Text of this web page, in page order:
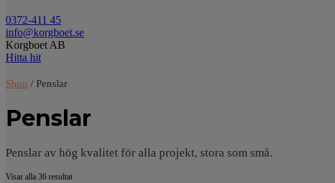
0372-411 45
info@korgboet.se
Korgboet AB
Hitta hit
Shop / Penslar
Penslar
Penslar av hög kvalitet för alla projekt, stora som små.
Visar alla 36 resultat